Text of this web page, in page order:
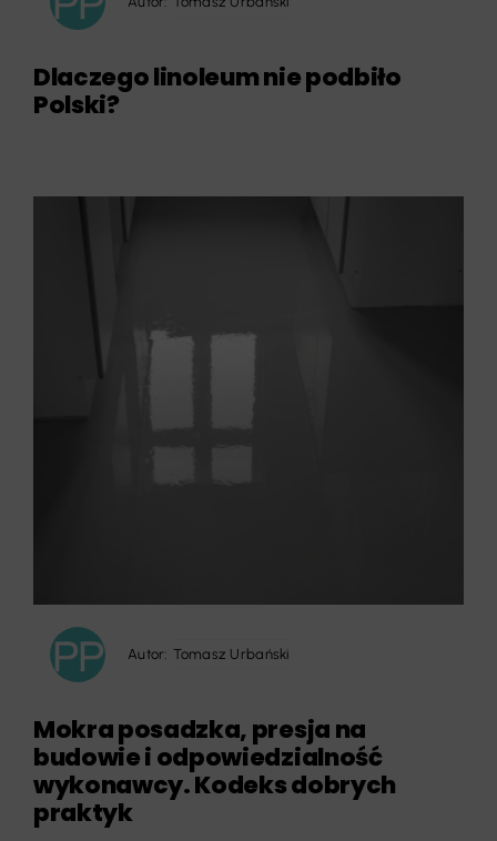
Dlaczego linoleum nie podbiło
Polski?
Autor: Tomasz Urbański
Mokra posadzka, presja na
budowie i odpowiedzialność
wykonawcy. Kodeks dobrych
praktyk